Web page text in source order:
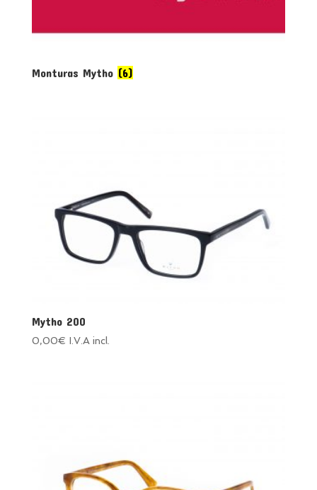
Monturas Mytho (6)
Mytho 200
0,00€ I.V.A incl.